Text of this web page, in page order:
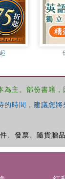
主。部份書籍
時間，建議您
發票、隨貨贈